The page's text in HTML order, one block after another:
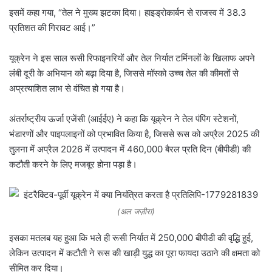
इसमें कहा गया, “तेल ने मुख्य झटका दिया। हाइड्रोकार्बन से राजस्व में 38.3
प्रतिशत की गिरावट आई।”
यूक्रेन ने इस साल रूसी रिफाइनरियों और तेल निर्यात टर्मिनलों के खिलाफ अपने
लंबी दूरी के अभियान को बढ़ा दिया है, जिससे मॉस्को उच्च तेल की कीमतों से
अप्रत्याशित लाभ से वंचित हो गया है।
अंतर्राष्ट्रीय ऊर्जा एजेंसी (आईईए) ने कहा कि यूक्रेन ने तेल पंपिंग स्टेशनों,
भंडारणों और पाइपलाइनों को प्रभावित किया है, जिससे रूस को अप्रैल 2025 की
तुलना में अप्रैल 2026 में उत्पादन में 460,000 बैरल प्रति दिन (बीपीडी) की
कटौती करने के लिए मजबूर होना पड़ा है।
(अल जज़ीरा)
इसका मतलब यह हुआ कि भले ही रूसी निर्यात में 250,000 बीपीडी की वृद्धि हुई,
लेकिन उत्पादन में कटौती ने रूस की खाड़ी युद्ध का पूरा फायदा उठाने की क्षमता को
सीमित कर दिया।